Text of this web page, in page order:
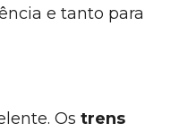
e tanto para
Os trens